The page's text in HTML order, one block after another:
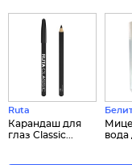
Ruta
Карандаш для
глаз Classic...
вода